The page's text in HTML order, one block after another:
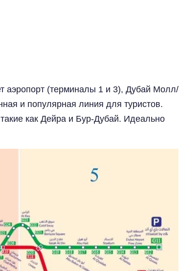
аэропорт (терминалы 1 и 3), Дубай Молл/
и популярная линия для туристов.
как Дейра и Бур-Дубай. Идеально